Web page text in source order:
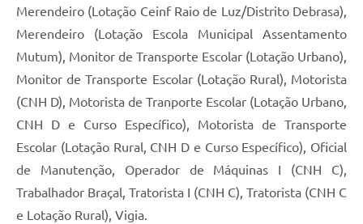
Merendeiro (Lotação Ceinf Raio de Luz/Distrito Debrasa),
Merendeiro (Lotação Escola Municipal Assentamento
Mutum), Monitor de Transporte Escolar (Lotação Urbano),
Monitor de Transporte Escolar (Lotação Rural), Motorista
(CNH D), Motorista de Tranporte Escolar (Lotação Urbano,
CNH D e Curso Específico), Motorista de Transporte
Escolar (Lotação Rural, CNH D e Curso Específico), Oficial
de Manutenção, Operador de Máquinas I (CNH C),
Trabalhador Braçal, Tratorista I (CNH C), Tratorista (CNH C
e Lotação Rural), Vigia.